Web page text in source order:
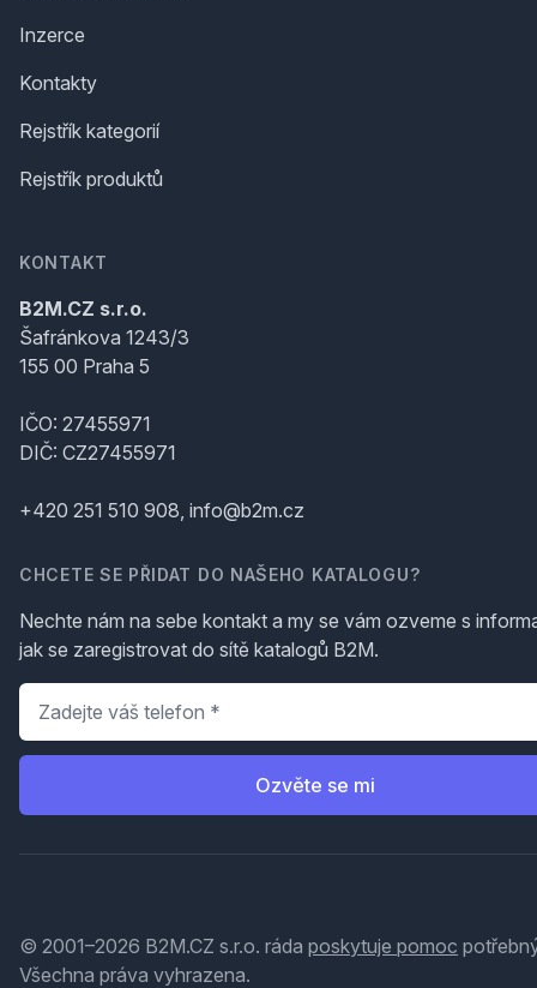
Inzerce
Kontakty
Rejstřík kategorií
Rejstřík produktů
KONTAKT
B2M.CZ s.r.o.
Šafránkova 1243/3
155 00 Praha 5
IČO: 27455971
DIČ: CZ27455971
+420 251 510 908, info@b2m.cz
CHCETE SE PŘIDAT DO NAŠEHO KATALOGU?
Nechte nám na sebe kontakt a my se vám ozveme s
jak se zaregistrovat do sítě katalogů B2M.
Telefon
Ozvěte se mi
© 2001–2026 B2M.CZ s.r.o. ráda poskytuje pomoc
Všechna práva vyhrazena.